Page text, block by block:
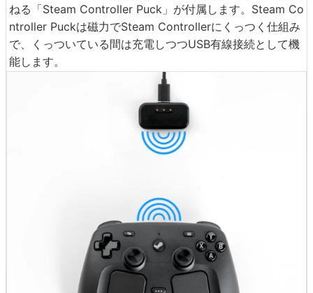
ねる「Steam Controller Puck」が付属します。Steam Co
ntroller Puckは磁力でSteam Controllerにくっつく仕組み
で、くっついている間は充電しつつUSB有線接続として機
能します。